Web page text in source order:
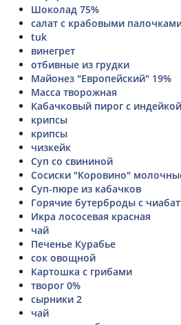
Шоколад 75%
салат с крабовыми
tuk
винегрет
отбивные из грудки
Майонез "Европейский" 19%
Масса творожная
Кабачковый пирог с
крипсы
крипсы
чизкейк
Суп со свининой
Сосиски "Коровино"
Суп-пюре из кабачков
Горячие бутерброды с
Икра лососевая красная
чай
Печенье Курабье
сок овощной
Картошка с грибами
творог 0%
сырники 2
чай